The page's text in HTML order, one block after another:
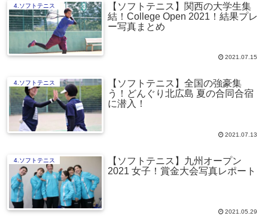
4.ソフトテニス
【ソフトテニス】関西の大学生集
結！College Open 2021！結果プレ
ー写真まとめ
2021.07.15
4.ソフトテニス
【ソフトテニス】全国の強豪集
う！どんぐり北広島 夏の合同合宿
に潜入！
2021.07.13
4.ソフトテニス
【ソフトテニス】九州オープン
2021 女子！賞金大会写真レポート
2021.05.29